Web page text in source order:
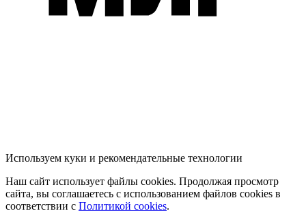
Используем куки и рекомендательные технологии
Наш сайт использует файлы cookies. Продолжая просмотр
сайта, вы соглашаетесь с использованием файлов cookies в
соответствии с Политикой cookies.